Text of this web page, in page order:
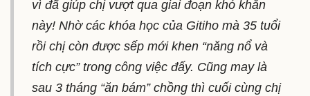
vì đã giúp chị vượt qua giai đoạn khó khăn
này! Nhờ các khóa học của Gitiho mà 35 tuổi
rồi chị còn được sếp mới khen “năng nổ và
tích cực” trong công việc đấy. Cũng may là
sau 3 tháng “ăn bám” chồng thì cuối cùng chị